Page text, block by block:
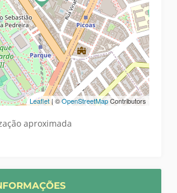
Leaflet| ©OpenStreetMapContributors
aproximada